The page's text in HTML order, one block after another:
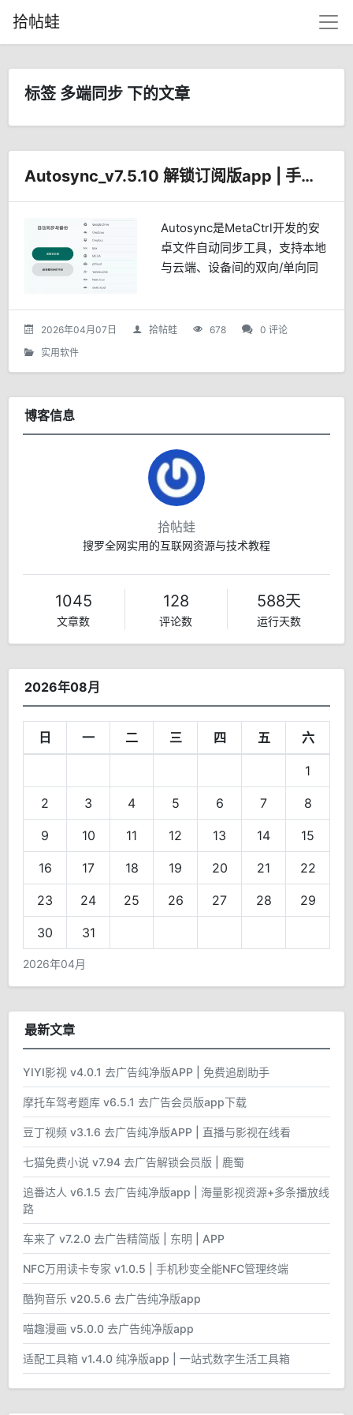
拾帖蛙
标签 多端同步 下的文章
Autosync_v7.5.10 解锁订阅版app | 手机文件自动同步，多端数据一键对齐
Autosync是MetaCtrl开发的安
卓文件自动同步工具，支持本地
与云端、设备间的双向/单向同
智能省电、端到端加密、极简设
置等特点，适合多设备用户、摄
2026年04月07日 拾帖蛙 678
0 评论
实用软件
博客信息
拾帖蛙
搜罗全网实用的互联网资源与技术教程
1045
文章数
128
评论数
588天
运行天数
2026年08月
日 一 二 三 四 五 六
1
2 3 4 5 6 7 8
9 10 11 12 13 14 15
16 17 18 19 20 21 22
23 24 25 26 27 28 29
30 31
2026年04月
最新文章
YIYI影视 v4.0.1 去广告纯净版APP | 免费追剧助手
摩托车驾考题库 v6.5.1 去广告会员版app下载
豆丁视频 v3.1.6 去广告纯净版APP | 直播与影视在线看
七猫免费小说 v7.94 去广告解锁会员版 | 鹿蜀
追番达人 v6.1.5 去广告纯净版app | 海量影视资源+多条播放线
路
车来了 v7.2.0 去广告精简版 | 东明 | APP
NFC万用读卡专家 v1.0.5 | 手机秒变全能NFC管理终端
酷狗音乐 v20.5.6 去广告纯净版app
喵趣漫画 v5.0.0 去广告纯净版app
适配工具箱 v1.4.0 纯净版app | 一站式数字生活工具箱